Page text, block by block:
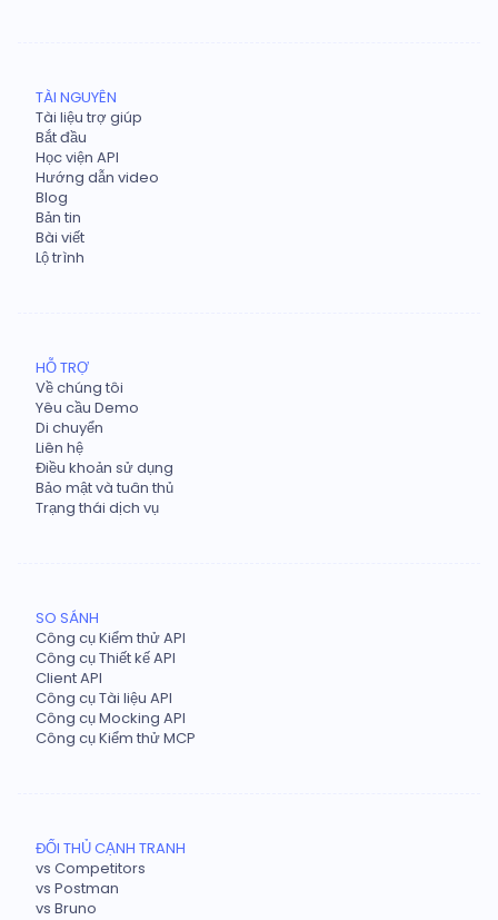
TÀI NGUYÊN
Tài liệu trợ giúp
Bắt đầu
Học viện API
Hướng dẫn video
Blog
Bản tin
Bài viết
Lộ trình
HỖ TRỢ
Về chúng tôi
Yêu cầu Demo
Di chuyển
Liên hệ
Điều khoản sử dụng
Bảo mật và tuân thủ
Trạng thái dịch vụ
SO SÁNH
Công cụ Kiểm thử API
Công cụ Thiết kế API
Client API
Công cụ Tài liệu API
Công cụ Mocking API
Công cụ Kiểm thử MCP
ĐỐI THỦ CẠNH TRANH
vs Competitors
vs Postman
vs Bruno